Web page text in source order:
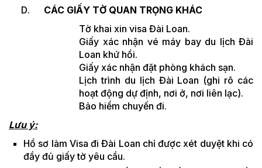
CÁC GIẤY TỜ QUAN TRỌNG KHÁC
Tờ khai xin visa Đài Loan.
Giấy xác nhận vé máy bay du lịch Đài
Loan khứ hồi.
Giấy xác nhận đặt phòng khách sạn.
Lịch trình du lịch Đài Loan (ghi rõ các
hoạt động dự định, nơi ở, nơi liên lạc).
Bảo hiểm chuyến đi.
Lưu ý:
Hồ sơ làm Visa đi Đài Loan chỉ được xét duyệt khi có
đầy đủ giấy tờ yêu cầu.